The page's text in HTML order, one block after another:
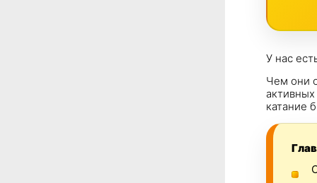
У нас
Чем они
катание